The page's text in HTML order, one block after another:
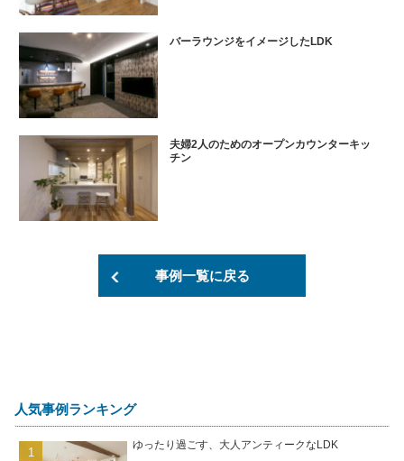
バーラウンジをイメージしたLDK
夫婦2人のためのオープンカウンターキッ
チン
事例一覧に戻る
人気事例ランキング
ゆったり過ごす、大人アンティークなLDK